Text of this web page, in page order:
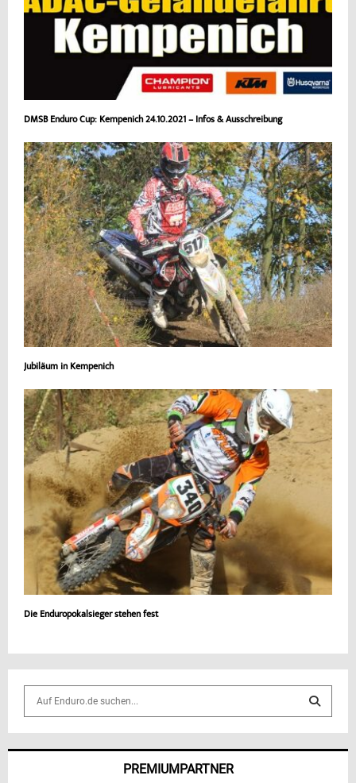
DMSB Enduro Cup: Kempenich 24.10.2021 – Infos & Ausschreibung
Jubiläum in Kempenich
Die Enduropokalsieger stehen fest
S
PREMIUMPARTNER